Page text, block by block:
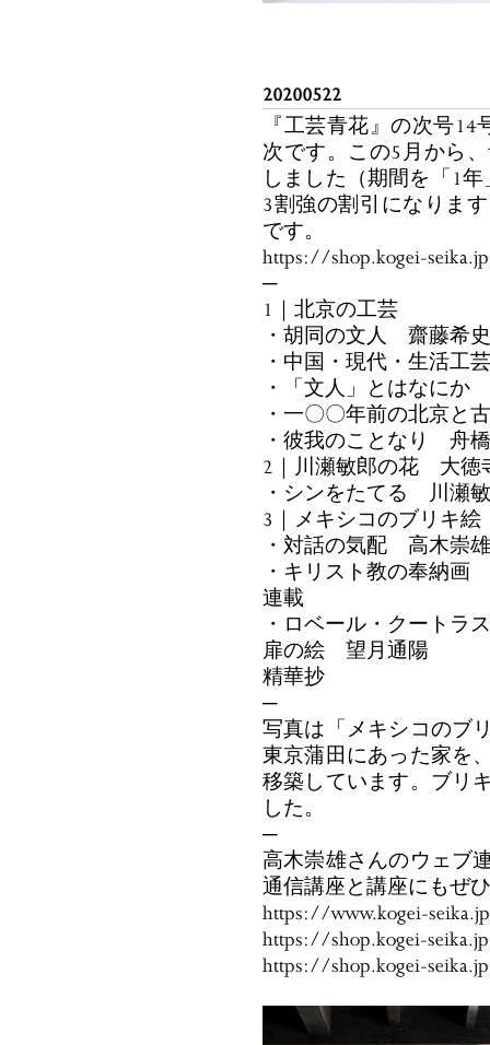
20200522
『工芸青花』の次号
次です。この5月から
しました（期間を「1
3割強の割引になりま
です。
https://shop.kogei-
─
1｜北京の工芸
・胡同の文人 齋藤希史
・中国・現代・生活工
・「文人」とはなにか
・一〇〇年前の北京
・彼我のことなり 舟
2｜川瀬敏郎の花 大徳
・シンをたてる 川瀬
3｜メキシコのブリキ
・対話の気配 高木崇雄
・キリスト教の奉納画
連載
・ロベール・クート
扉の絵 望月通陽
精華抄
─
写真は「メキシコのブ
東京蒲田にあった家を
移築しています。ブリ
した。
─
高木崇雄さんのウェブ
通信講座と講座にもぜ
https://www.kogei-
https://shop.kogei-
https://shop.kogei-